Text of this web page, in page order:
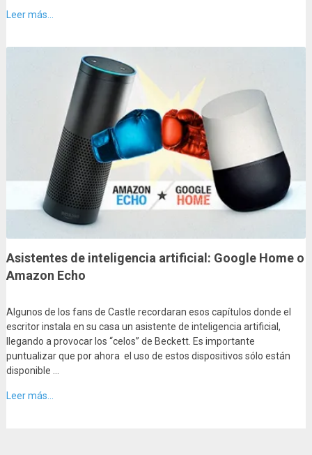
Leer más...
Asistentes de inteligencia artificial: Google Home o
Amazon Echo
Algunos de los fans de Castle recordaran esos capítulos donde el
escritor instala en su casa un asistente de inteligencia artificial,
llegando a provocar los “celos” de Beckett. Es importante
puntualizar que por ahora el uso de estos dispositivos sólo están
disponible …
Leer más...